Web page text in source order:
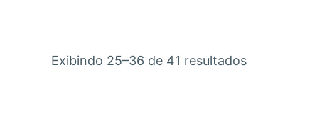
Exibindo 25–36 de 41 resultados